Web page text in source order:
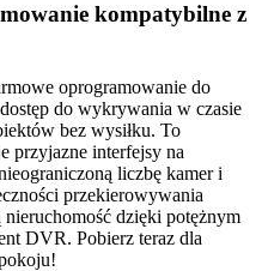
kompatybilne z
oprogramowanie do
do wykrywania w czasie
bez wysiłku. To
przyjazne interfejsy na
liczbę kamer i
przekierowywania
dzięki potężnym
DVR. Pobierz teraz dla